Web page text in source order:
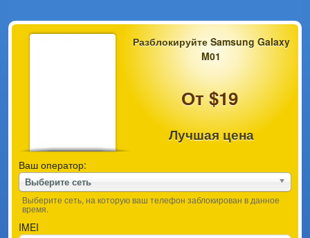
Разблокируйте Samsung Galaxy
M01
От $19
Лучшая цена
Ваш оператор:
Выберите сеть
Выберите сеть, на которую ваш телефон заблокирован в данное
время.
IMEI